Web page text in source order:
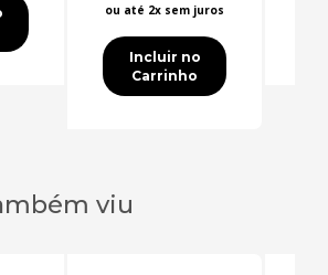
ou até 2x sem juros
Incluir no
Carrinho
viu